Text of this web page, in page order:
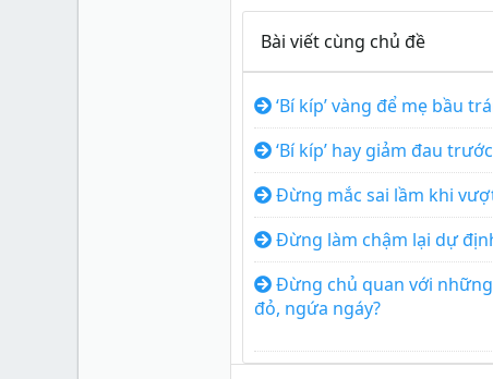
Bài viết cùng chủ đề
‘Bí kíp’ vàng để mẹ bầu
‘Bí kíp’ hay giảm đau
Đừng mắc sai lầm khi
Đừng làm chậm lại dự
Đừng chủ quan với
đỏ, ngứa ngáy?